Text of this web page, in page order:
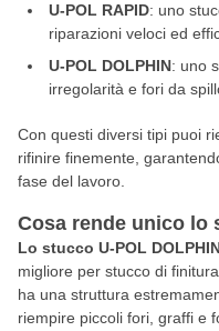
U-POL RAPID: uno
riparazioni veloci ed
U-POL DOLPHIN: uno
irregolarità e fori da
Con questi diversi tipi puoi
rifinire finemente,
fase del lavoro.
Cosa rende unico lo
Lo stucco U-POL
migliore per stucco di
ha una struttura
riempire piccoli fori, graffi e